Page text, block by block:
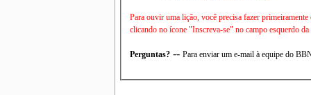
Para ouvir uma lição, você precisa fazer
clicando no ícone "Inscreva-se" no campo esquerdo da
Perguntas? -- Para enviar um e-mail à equipe do